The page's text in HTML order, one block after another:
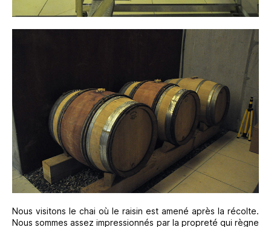
Nous visitons le chai où le raisin est amené après la récolte.
Nous sommes assez impressionnés par la propreté qui règne